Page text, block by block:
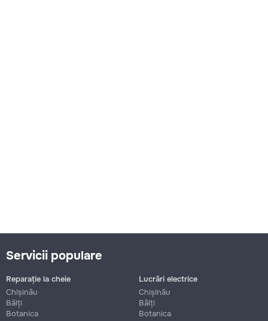
Servicii populare
Reparație la cheie
Chișinău
Bălți
Botanica
Lucrări electrice
Chișinău
Bălți
Botanica